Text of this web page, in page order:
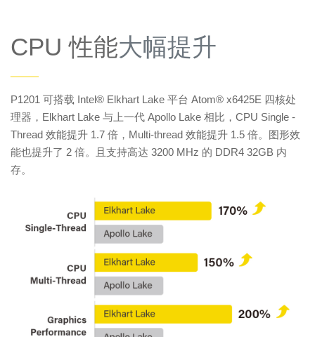
CPU 性能大幅提升
——
P1201 可搭载 Intel® Elkhart Lake 平台 Atom® x6425E 四核处
理器，Elkhart Lake 与上一代 Apollo Lake 相比，CPU Single -
Thread 效能提升 1.7 倍，Multi-thread 效能提升 1.5 倍。图形效
能也提升了 2 倍。且支持高达 3200 MHz 的 DDR4 32GB 内
存。